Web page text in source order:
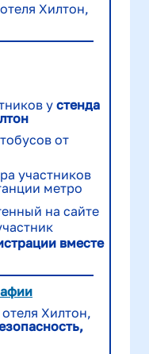
Хилтон,
у стенда
от
участников
метро
на сайте
вместе
Хилтон,